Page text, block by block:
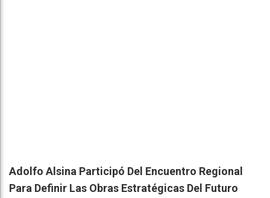
Adolfo Alsina Participó Del Encuentro Regional
Para Definir Las Obras Estratégicas Del Futuro